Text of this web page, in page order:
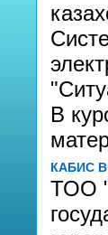
В
КАБИС
ТОО